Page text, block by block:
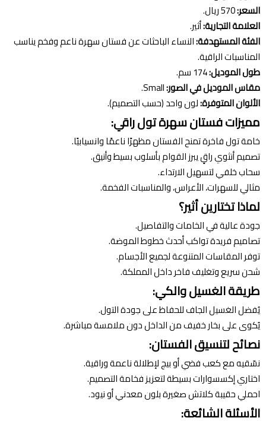
السعر:
العلامة التجارية:أثير.
الفئة المستهدفة:النساء الباحثات عن فستان سهرة ناعم وفخم يناسب
المناسبات الراقية.
طول الموديل:
مقاس الموديل في الصور:
الألوان المتوفرة:لون واحد (حسب التصميم).
مميزات فستان سهرة تول راقي:
خامة تول فاخرة تمنح الفستان مظهرًا ناعمًا وانسيابيًا.
تصميم أنثوي راقٍ يبرز القوام بأسلوب بسيط وأنيق.
سحاب خلفي لتسهيل الارتداء.
مثالي للسهرات، الأعراس، والمناسبات الفخمة.
لماذا تختارين أثير؟
جودة عالية في الخامات والتفاصيل.
تصاميم فريدة تواكب أحدث خطوط الموضة.
توفر المقاسات المتنوعة لجميع الأجسام.
شحن سريع وتغليف فاخر داخل المملكة.
طريقة الغسيل والكي:
يُفضل الغسيل الجاف للحفاظ على جودة التول.
يُكوى على بخار خفيف من الداخل دون ملامسة مباشرة.
نصائح لتنسيق الفستان:
نسّقيه مع كعب فضي أو بيج لإطلالة ناعمة وراقية.
اختاري إكسسوارات بسيطة لتعزيز فخامة التصميم.
احملي حقيبة كلاتش صغيرة بلون معدني أو نيود.
الأسئلة الشائعة: